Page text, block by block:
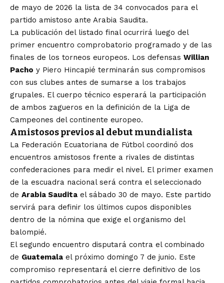
de mayo de 2026 la lista de 34 convocados para el
partido amistoso ante Arabia Saudita.
La publicación del listado final ocurrirá luego del
primer encuentro comprobatorio programado y de las
finales de los torneos europeos. Los defensas Willian
Pacho y Piero Hincapié terminarán sus compromisos
con sus clubes antes de sumarse a los trabajos
grupales. El cuerpo técnico esperará la participación
de ambos zagueros en la definición de la Liga de
Campeones del continente europeo.
Amistosos previos al debut mundialista
La Federación Ecuatoriana de Fútbol coordinó dos
encuentros amistosos frente a rivales de distintas
confederaciones para medir el nivel. El primer examen
de la escuadra nacional será contra el seleccionado
de Arabia Saudita el sábado 30 de mayo. Este partido
servirá para definir los últimos cupos disponibles
dentro de la nómina que exige el organismo del
balompié.
El segundo encuentro disputará contra el combinado
de Guatemala el próximo domingo 7 de junio. Este
compromiso representará el cierre definitivo de los